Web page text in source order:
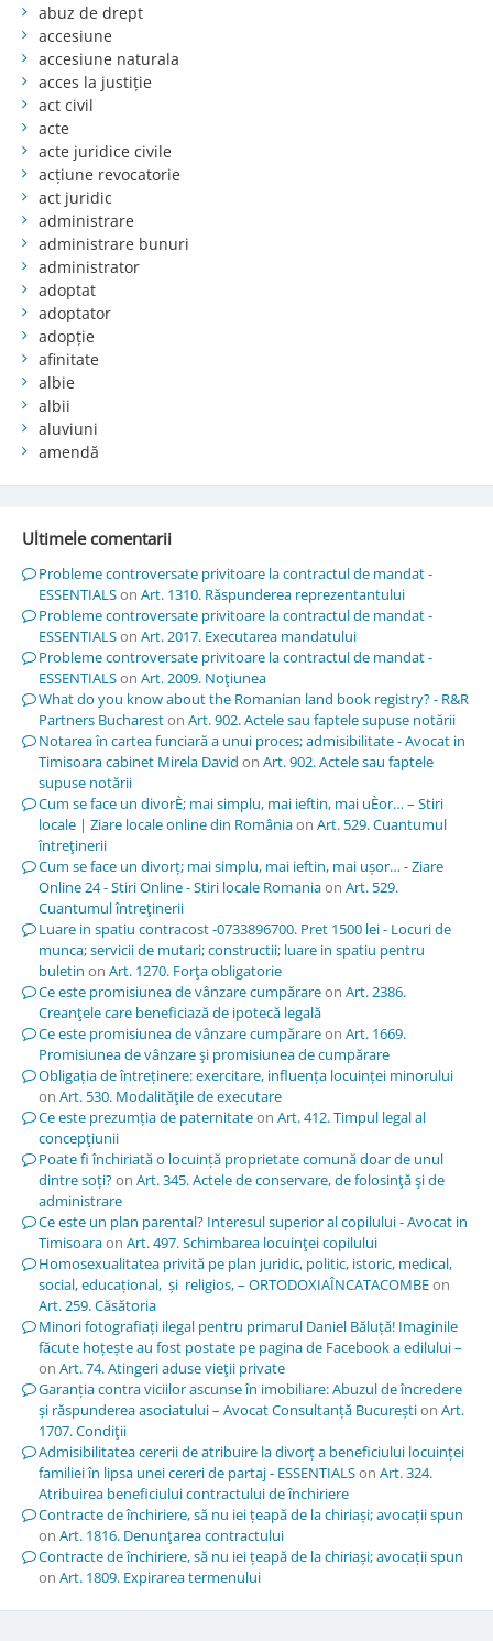
abuz de drept
accesiune
accesiune naturala
acces la justiție
act civil
acte
acte juridice civile
acțiune revocatorie
act juridic
administrare
administrare bunuri
administrator
adoptat
adoptator
adopție
afinitate
albie
albii
aluviuni
amendă
Ultimele comentarii
Probleme controversate privitoare la contractul de mandat -
ESSENTIALSon Art. 1310. Răspunderea reprezentantului
Probleme controversate privitoare la contractul de mandat -
ESSENTIALSon Art. 2017. Executarea mandatului
Probleme controversate privitoare la contractul de mandat -
ESSENTIALSon Art. 2009. Noţiunea
What do you know about the Romanian land book registry? - R&R
Partners Buchareston Art. 902. Actele sau faptele supuse notării
Notarea în cartea funciară a unui proces; admisibilitate - Avocat in
Timisoara cabinet Mirela David on Art. 902. Actele sau faptele
supuse notării
Cum se face un divorÈ; mai simplu, mai ieftin, mai uÈor… – Stiri
locale | Ziare locale online din Româniaon Art. 529. Cuantumul
întreţinerii
Cum se face un divorț; mai simplu, mai ieftin, mai ușor… - Ziare
Online 24 - Stiri Online - Stiri locale Romaniaon Art. 529.
Cuantumul întreţinerii
Luare in spatiu contracost -0733896700. Pret 1500 lei - Locuri de
munca; servicii de mutari; constructii; luare in spatiu pentru
buletin on Art. 1270. Forţa obligatorie
Ce este promisiunea de vânzare cumpărareon Art. 2386.
Creanţele care beneficiază de ipotecă legală
Ce este promisiunea de vânzare cumpărareon Art. 1669.
Promisiunea de vânzare şi promisiunea de cumpărare
Obligația de întreținere: exercitare, influența locuinței minorului
on Art. 530. Modalităţile de executare
Ce este prezumția de paternitateon Art. 412. Timpul legal al
concepţiunii
Poate fi închiriată o locuință proprietate comună doar de unul
dintre soți?on Art. 345. Actele de conservare, de folosinţă şi de
administrare
Ce este un plan parental? Interesul superior al copilului - Avocat in
Timisoaraon Art. 497. Schimbarea locuinţei copilului
Homosexualitatea privită pe plan juridic, politic, istoric, medical,
social, educațional, și religios, – ORTODOXIAÎNCATACOMBEon
Art. 259. Căsătoria
Minori fotografiați ilegal pentru primarul Daniel Băluță! Imaginile
făcute hoțește au fost postate pe pagina de Facebook a edilului –
on Art. 74. Atingeri aduse vieţii private
Garanția contra viciilor ascunse în imobiliare: Abuzul de încredere
și răspunderea asociatului – Avocat Consultanță Bucureștion Art.
1707. Condiţii
Admisibilitatea cererii de atribuire la divorț a beneficiului locuinței
familiei în lipsa unei cereri de partaj - ESSENTIALSon Art. 324.
Atribuirea beneficiului contractului de închiriere
Contracte de închiriere, să nu iei țeapă de la chiriași; avocații spun
on Art. 1816. Denunţarea contractului
Contracte de închiriere, să nu iei țeapă de la chiriași; avocații spun
on Art. 1809. Expirarea termenului